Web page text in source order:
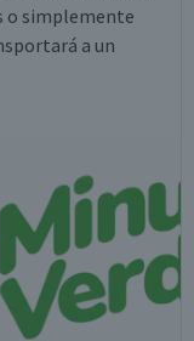
o simplemente
a un